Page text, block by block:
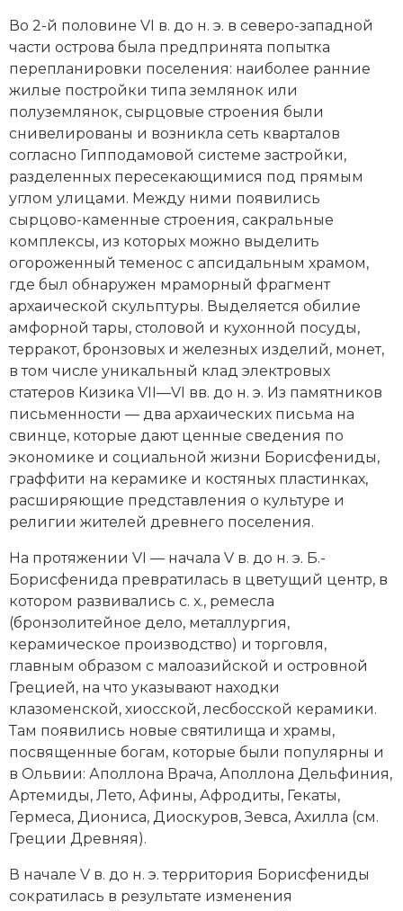
Во 2-й половине VI в. до н. э. в северо-западной
части острова была предпринята попытка
перепланировки поселения: наиболее ранние
жилые постройки типа землянок или
полуземлянок, сырцовые строения были
снивелированы и возникла сеть кварталов
согласно Гипподамовой системе застройки,
разделенных пересекающимися под прямым
углом улицами. Между ними появились
сырцово-каменные строения, сакральные
комплексы, из которых можно выделить
огороженный теменос с апсидальным храмом,
где был обнаружен мраморный фрагмент
архаической скульптуры. Выделяется обилие
амфорной тары, столовой и кухонной посуды,
терракот, бронзовых и железных изделий, монет,
в том числе уникальный клад электровых
статеров Кизика VII—VI вв. до н. э. Из памятников
письменности — два архаических письма на
свинце, которые дают ценные сведения по
экономике и социальной жизни Борисфениды,
граффити на керамике и костяных пластинках,
расширяющие представления о культуре и
религии жителей древнего поселения.
На протяжении VI — начала V в. до н. э. Б.-
Борисфенида превратилась в цветущий центр, в
котором развивались с. х., ремесла
(бронзолитейное дело, металлургия,
керамическое производство) и торговля,
главным образом с малоазийской и островной
Грецией, на что указывают находки
клазоменской, хиосской, лесбосской керамики.
Там появились новые святилища и храмы,
посвященные богам, которые были популярны и
в Ольвии: Аполлона Врача, Аполлона Дельфиния,
Артемиды, Лето, Афины, Афродиты, Гекаты,
Гермеса, Диониса, Диоскуров, Зевса, Ахилла (см.
Греции Древняя).
В начале V в. до н. э. территория Борисфениды
сократилась в результате изменения